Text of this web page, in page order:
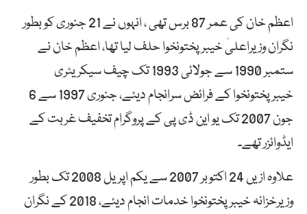
اعظم خان کی عمر 87 برس تھی ، انہوں نے 21 جنوری کو بطور
نگران وزیراعلیٰ خیبرپختونخوا حلف لیا تھا، اعظم خان نے
ستمبر 1990 سے جولائی 1993 تک چیف سیکریٹری
خیبرپختونخوا کے فرائض سرانجام دیئے، جنوری 1997 سے 6
جون 2007 تک یو این ڈی پی کے پروگرام تخفیف غربت کے
ایڈوائزر تھے۔
علاوہ ازیں 24 اکتوبر 2007 سے یکم اپریل 2008 تک بطور
وزیرخزانہ خیبرپختونخوا خدمات انجام دیئے، 2018 کے نگران